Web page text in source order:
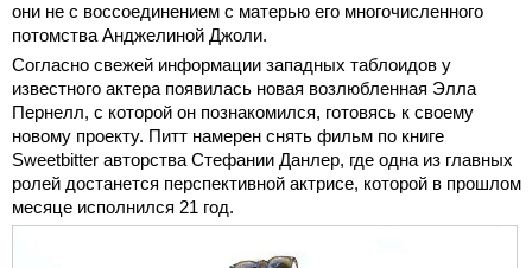
они не с воссоединением с матерью его многочисленного
потомства Анджелиной Джоли.
Согласно свежей информации западных таблоидов у
известного актера появилась новая возлюбленная Элла
Пернелл, с которой он познакомился, готовясь к своему
новому проекту. Питт намерен снять фильм по книге
Sweetbitter авторства Стефании Данлер, где одна из главных
ролей достанется перспективной актрисе, которой в прошлом
месяце исполнился 21 год.